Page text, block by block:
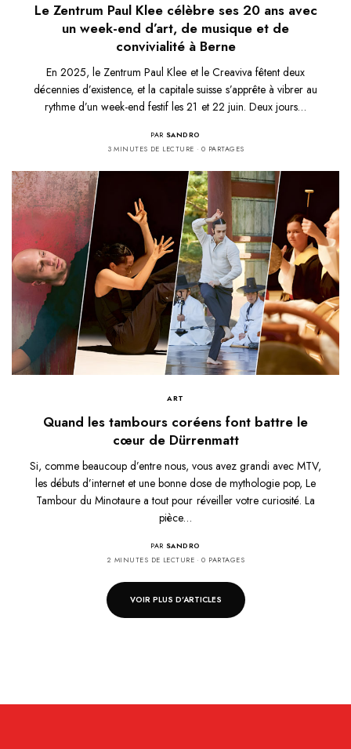
Le Zentrum Paul Klee célèbre ses 20 ans avec
un week-end d’art, de musique et de
convivialité à Berne
En 2025, le Zentrum Paul Klee et le Creaviva fêtent deux
décennies d’existence, et la capitale suisse s’apprête à vibrer au
rythme d’un week-end festif les 21 et 22 juin. Deux jours…
PAR SANDRO
3 MINUTES DE LECTURE
0 PARTAGES
ART
Quand les tambours coréens font battre le
cœur de Dürrenmatt
Si, comme beaucoup d’entre nous, vous avez grandi avec MTV,
les débuts d’internet et une bonne dose de mythologie pop, Le
Tambour du Minotaure a tout pour réveiller votre curiosité. La
pièce…
PAR SANDRO
2 MINUTES DE LECTURE
0 PARTAGES
VOIR PLUS D'ARTICLES